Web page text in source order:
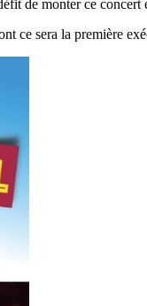
de monter ce concert
ce sera la première